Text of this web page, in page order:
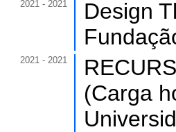
2021 - 2021
Design
2021 - 2021
(Carga